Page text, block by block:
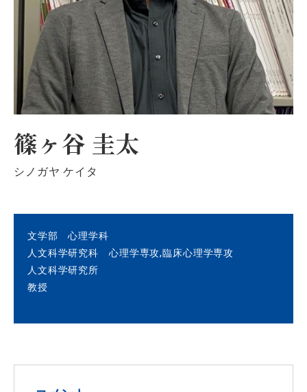
篠ヶ谷 圭太
シノガヤ ケイタ
文学部 心理学科
人文科学研究科 心理学専攻,臨床心理学専攻
人文科学研究所
教授